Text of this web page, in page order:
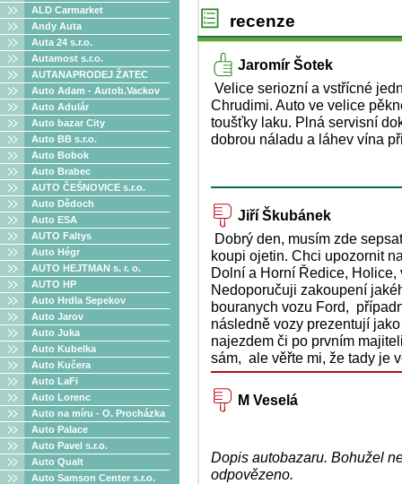
ALD Carmarket
Andy Auta
Auta 24 s.r.o.
Autamost s.r.o.
AUTANAPRODEJ ŽATEC
Auto Adam - Autob.Vackov
Auto Adulár
Auto bazar City
Auto BB s.r.o.
Auto Bobok
Auto Brabec
AUTO ČEŠNOVICE s.r.o.
Auto Dědoch
Auto ESA
AUTO Faltys
Auto Hégr
AUTO HEJTMAN s. r. o.
AUTO HP
Auto Hrdla Sepekov
Auto Jarov
Auto Juka
Auto Kubelka
Auto Kučera
Auto LaFi
Auto Lorenc
Auto na míru - O. Procházka
Auto Palace
Auto Pavel s.r.o.
Auto Qualt
Auto Samson Center s.r.o.
recenze
Jaromír Šotek
Velice seriozní a vstřícné
Chrudimi. Auto ve velice
toušťky laku. Plná servisní
dobrou náladu a láhev vína
Jiří Škubánek
Dobrý den, musím zde
koupi ojetin. Chci upozornit
Dolní a Horní Ředice, Holice,
Nedoporučuji zakoupení
bouranych vozu Ford,
následně vozy prezentují
najezdem či po prvním
sám, ale věřte mi, že tady je
M Veselá
Dopis autobazaru. Bohužel
odpovězeno.